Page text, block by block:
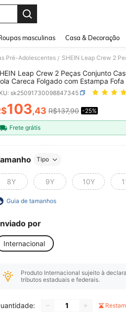
masculinas Casa & Decoração
Pré-Adolescentes /
Leap Crew 2 Peças Conjunto
Careca Folgado com Estampa Fofa
para Meninas Pré-Adolescentes e
para Uso Diário no Outono,
sk25091730098847345
AND
103,43 R$137,90 -25%
Frete grátis
Tipo
8Y 9Y 10Y
Guia de tamanhos
por
Internacional
Produto Internacional sujeito à
tributos estaduais e federais.